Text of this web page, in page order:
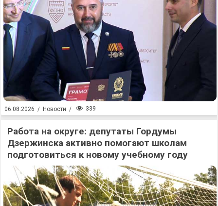
06.08.2026 / Новости / 339
Работа на округе: депутаты Гордумы
Дзержинска активно помогают школам
подготовиться к новому учебному году